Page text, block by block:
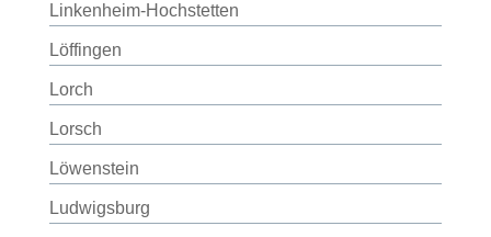
Linkenheim-Hochstetten
Löffingen
Lorch
Lorsch
Löwenstein
Ludwigsburg